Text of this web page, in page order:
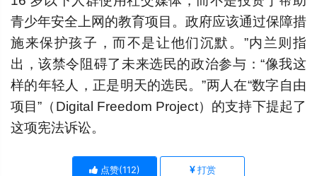
青少年安全上网的教育项目。政府应该通过保障措
施来保护孩子，而不是让他们沉默。”内兰则指
出，该禁令阻碍了未来选民的政治参与：“像我这
样的年轻人，正是明天的选民。”两人在“数字自由
项目”（Digital Freedom Project）的支持下提起了
这项宪法诉讼。
点赞(112) 打赏